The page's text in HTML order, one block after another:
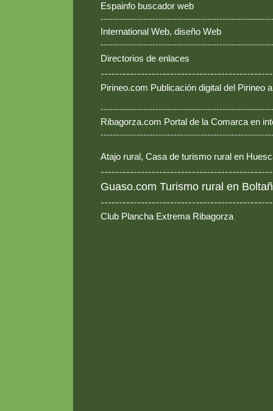
Espainfo buscador web
International Web, diseño Web
Directorios de enlaces
Pirineo.com Publicación digital del Pirineo
Ribagorza.com Portal de la Comarca en
Atajo rural, Casa de turismo rural en
Guaso.com Turismo rural en
Club Plancha Extrema Ribagorza